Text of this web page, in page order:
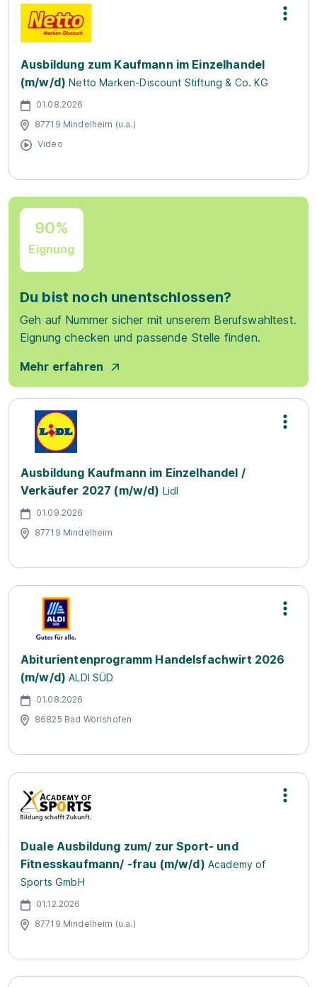
Ausbildung zum Kaufmann im Einzelhandel
(m/w/d) Netto Marken-Discount Stiftung & Co. KG
01.08.2026
87719 Mindelheim (u.a.)
Video
90%
Eignung
Du bist noch unentschlossen?
Geh auf Nummer sicher mit unserem Berufswahltest.
Eignung checken und passende Stelle finden.
Mehr erfahren
Ausbildung Kaufmann im Einzelhandel /
Verkäufer 2027 (m/w/d) Lidl
01.09.2026
87719 Mindelheim
Abiturientenprogramm Handelsfachwirt 2026
(m/w/d) ALDI SÜD
01.08.2026
86825 Bad Wörishofen
Duale Ausbildung zum/ zur Sport- und
Fitnesskaufmann/ -frau (m/w/d) Academy of
Sports GmbH
01.12.2026
87719 Mindelheim (u.a.)